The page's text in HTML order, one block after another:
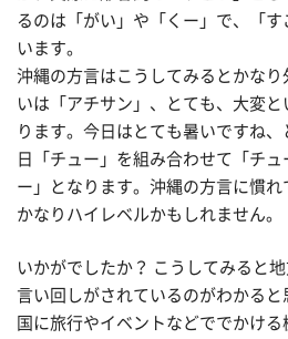
るのは「がい」や「くー」で、「
います。
沖縄の方言はこうしてみるとかな
いは「アチサン」、とても、大変
ります。今日はとても暑いですね
日「チュー」を組み合わせて「チ
ー」となります。沖縄の方言に慣
かなりハイレベルかもしれません。
いかがでしたか？ こうしてみると
言い回しがされているのがわかる
国に旅行やイベントなどででかけ